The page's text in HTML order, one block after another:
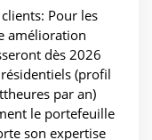
Pour les
amélioration
dès 2026
(profil
par an)
le portefeuille
son expertise